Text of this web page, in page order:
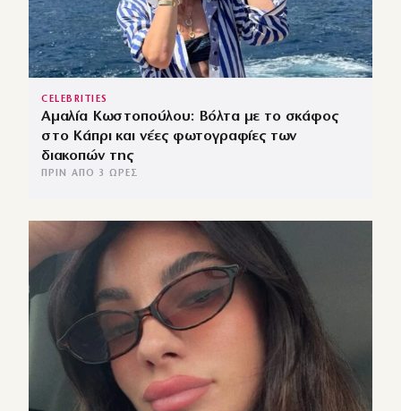
CELEBRITIES
Αμαλία Κωστοπούλου: Βόλτα με το σκάφος
στο Κάπρι και νέες φωτογραφίες των
διακοπών της
ΠΡΙΝ ΑΠΌ 3 ΏΡΕΣ